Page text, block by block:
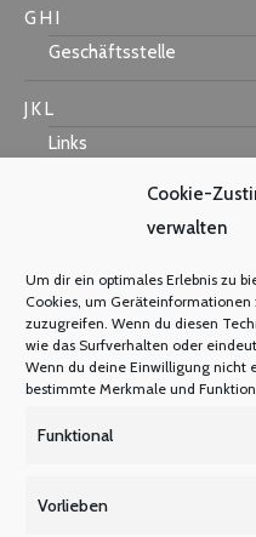
Cookie-
verwalten
Um dir ein optimales Erlebnis zu
Cookies, um
zuzugreifen. Wenn du diesen
wie das Surfverhalten oder
Wenn du deine Einwilligung nicht
bestimmte Merkmale und
Funktional
Vorlieben
G H I
Geschäftsstelle
J K L
Links
Mastercard
Warum Mitglied werden?
Mitgliedsbeitrag
Mitglied werden